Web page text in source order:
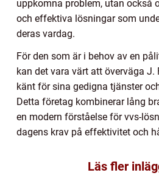
uppkomna problem, utan också
och effektiva lösningar som
deras vardag.
För den som är i behov av en
kan det vara värt att överväga J.
känt för sina gedigna tjänster
Detta företag kombinerar lång
en modern förståelse för vvs-
dagens krav på effektivitet och
Läs fler